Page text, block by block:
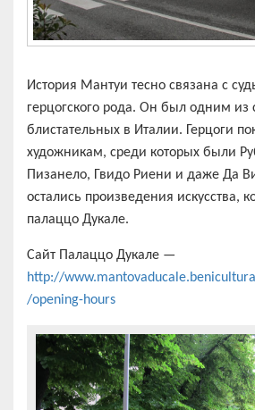
История Мантуи тесно связана с
герцогского рода. Он был одним из
блистательных в Италии. Герцоги
художникам, среди которых были
Пизанело, Гвидо Риени и даже Да
остались произведения искусства,
палаццо Дукале.
Сайт Палаццо Дукале —
http://
/opening-hours